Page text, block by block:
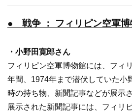
● 戦争 ： フィリピン空軍博
・小野田寛郎さん
フィリピン空軍博物館には、フィ
年間、1974年まで潜伏していた小
時の持ち物、新聞記事などが展示
展示された新聞記事には、フィリ